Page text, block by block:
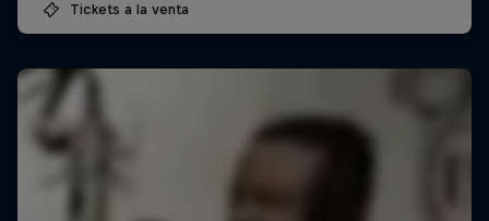
Tickets a la venta